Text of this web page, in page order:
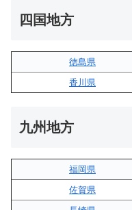
四国地方
徳島県
香川県
九州地方
福岡県
佐賀県